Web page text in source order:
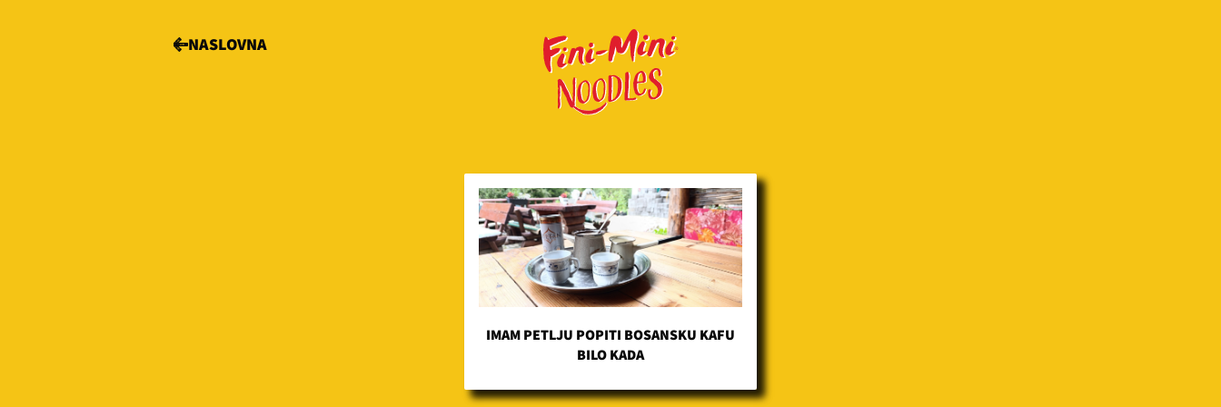
NASLOVNA
IMAM PETLJU POPITI BOSANSKU KAFU
BILO KADA